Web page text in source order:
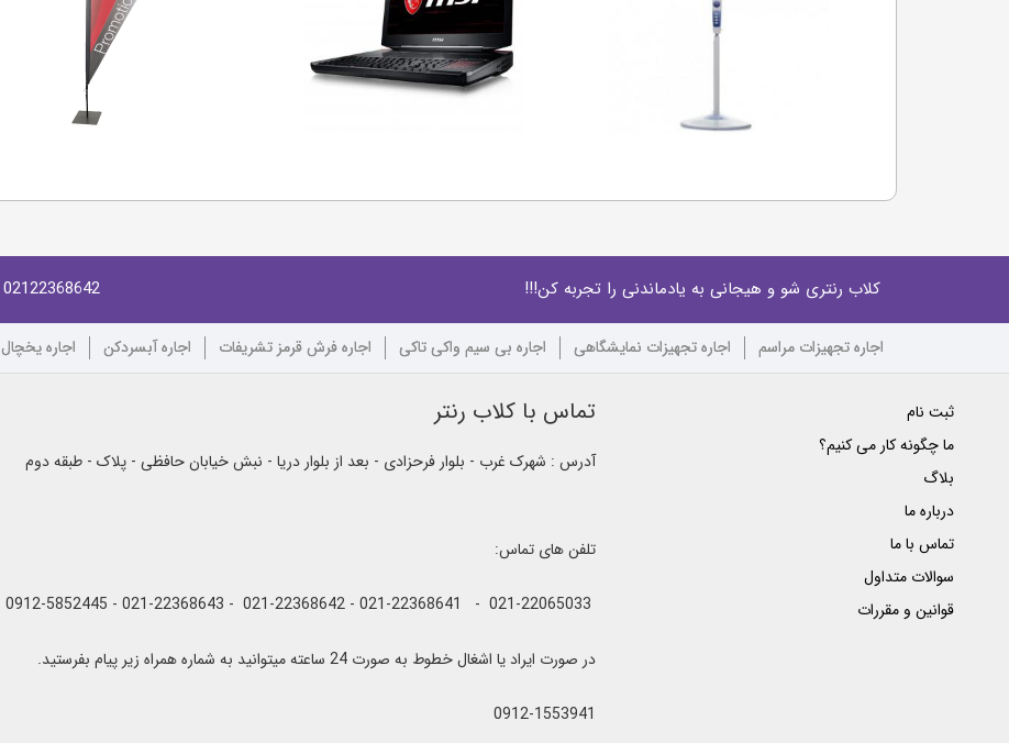
کلاب رنتری شو و هیجانی به یادماندنی را تجربه کن!!! 02122368642
اجاره تجهیزات مراسم اجاره تجهیزات نمایشگاهی اجاره بی سیم واکی تاکی اجاره فرش قرمز تشریفات اجاره آبسردکن اجاره یخچال
ثبت نام
ما چگونه کار می کنیم؟
بلاگ
درباره ما
تماس با ما
سوالات متداول
قوانین و مقررات
تماس با کلاب رنتر
آدرس : شهرک غرب - بلوار فرحزادی - بعد از بلوار دریا - نبش خیابان حافظی - پلاک - طبقه دوم
تلفن های تماس:
در صورت ایراد یا اشغال خطوط به صورت 24 ساعته میتوانید به شماره همراه زیر پیام بفرستید.
0912-1553941